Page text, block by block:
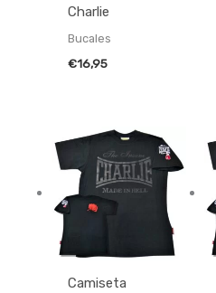
Charlie
Bucales
€16,95
Camiseta